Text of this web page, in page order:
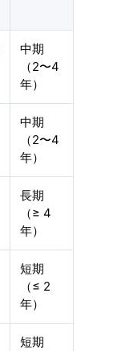
中期
（2〜4
年）
中期
（2〜4
年）
長期
（≥ 4
年）
短期
（≤ 2
年）
短期